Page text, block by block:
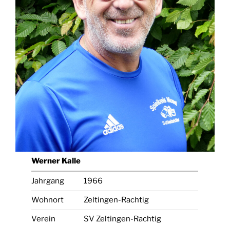
Werner Kalle
Jahrgang 1966
Wohnort Zeltingen-Rachtig
Verein SV Zeltingen-Rachtig